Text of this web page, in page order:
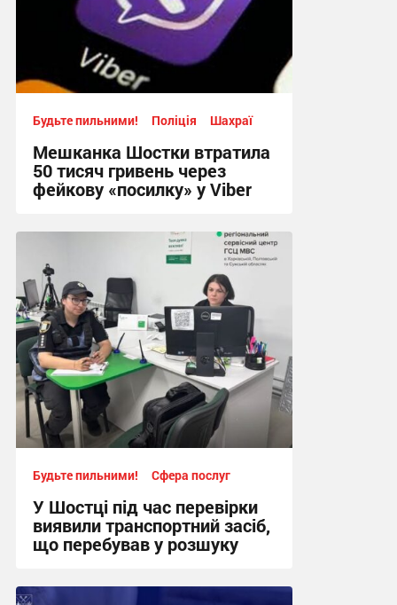
Будьте пильними! Поліція Шахраї
Мешканка Шостки втратила
50 тисяч гривень через
фейкову «посилку» у Viber
Будьте пильними! Сфера послуг
У Шостці під час перевірки
виявили транспортний засіб,
що перебував у розшуку